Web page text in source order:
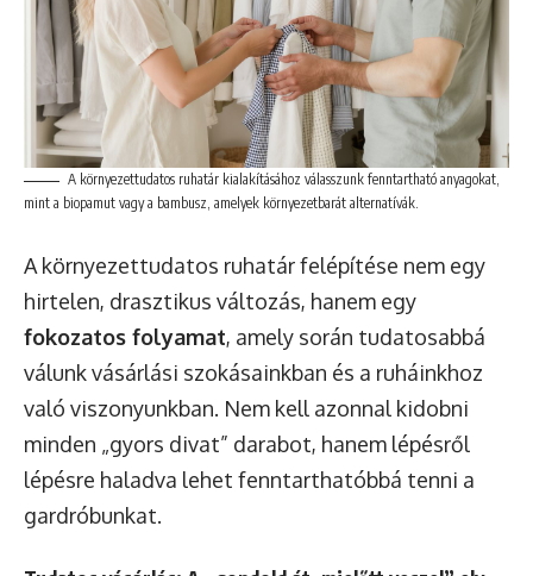
A környezettudatos ruhatár kialakításához válasszunk fenntartható anyagokat,
mint a biopamut vagy a bambusz, amelyek környezetbarát alternatívák.
A környezettudatos ruhatár felépítése nem egy
hirtelen, drasztikus változás, hanem egy
fokozatos folyamat, amely során tudatosabbá
válunk vásárlási szokásainkban és a ruháinkhoz
való viszonyunkban. Nem kell azonnal kidobni
minden „gyors divat” darabot, hanem lépésről
lépésre haladva lehet fenntarthatóbbá tenni a
gardróbunkat.